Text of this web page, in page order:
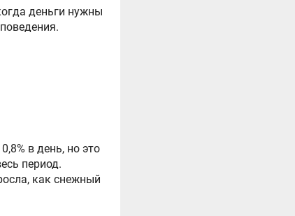
деньги нужны
в день, но это
период.
как снежный